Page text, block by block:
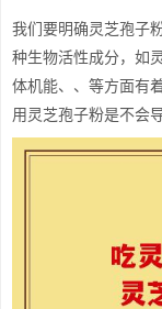
我们要明确灵芝孢子
种生物活性成分，如
体机能、、等方面有
用灵芝孢子粉是不会